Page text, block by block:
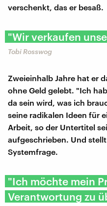
verschenkt, das er besaß.
"Wir verkaufen
Tobi Rosswog
Zweieinhalb Jahre hat er
ohne Geld gelebt. "Ich
da sein wird, was ich
seine radikalen Ideen für
Arbeit, so der Untertitel
aufgeschrieben. Und
Systemfrage.
"Ich möchte mein
Verantwortung zu